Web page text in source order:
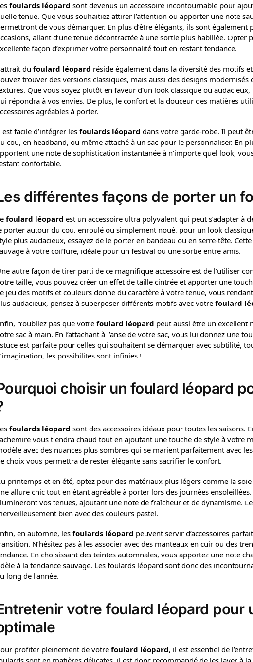
foulards léopard sont devenus un accessoire incontournable pour
tenue. Que vous souhaitiez attirer l’attention ou apporter une note
de vous démarquer. En plus d’être élégants, ils sont également
allant d’une tenue décontractée à une sortie plus habillée. Opter
façon d’exprimer votre personnalité tout en restant tendance.
du foulard léopard réside également dans la diversité des motifs
trouver des versions classiques, mais aussi des designs modernisés
Que vous soyez plutôt en faveur d’un look classique ou audacieux,
répondra à vos envies. De plus, le confort et la douceur des matières
agréables à porter.
est facile d’intégrer les foulards léopard dans votre garde-robe. Il peut
cou, en headband, ou même attaché à un sac pour le personnaliser. En
une note de sophistication instantanée à n’importe quel look,
confortable.
différentes façons de porter un
foulard léopard est un accessoire ultra polyvalent qui peut s’adapter à
porter autour du cou, enroulé ou simplement noué, pour un look
plus audacieux, essayez de le porter en bandeau ou en serre-tête.
à votre coiffure, idéale pour un festival ou une sortie entre amis.
autre façon de tirer parti de ce magnifique accessoire est de l’utiliser
taille, vous pouvez créer un effet de taille cintrée et apporter une
jeu des motifs et couleurs donne du caractère à votre tenue, vous
audacieux, pensez à superposer différents motifs avec votre foulard
n’oubliez pas que votre foulard léopard peut aussi être un excellent
sac à main. En l’attachant à l’anse de votre sac, vous lui donnez une
est parfaite pour celles qui souhaitent se démarquer avec subtilité,
les possibilités sont infinies !
choisir un foulard léopard
foulards léopard sont des accessoires idéaux pour toutes les saisons.
vous tiendra chaud tout en ajoutant une touche de style à votre
avec des nuances plus sombres qui se marient parfaitement avec
choix vous permettra de rester élégante sans sacrifier le confort.
printemps et en été, optez pour des matériaux plus légers comme la
allure chic tout en étant agréable à porter lors des journées
vos tenues, ajoutant une note de fraîcheur et de dynamisme.
bien avec des couleurs pastel.
en automne, les foulards léopard peuvent servir d’accessoires
N’hésitez pas à les associer avec des manteaux en cuir ou des
En choisissant des teintes automnales, vous apportez une note
à la tendance sauvage. Les foulards léopard sont donc des
long de l’année.
votre foulard léopard pour
profiter pleinement de votrefoulard léopard, il est essentiel de
sont en matières délicates, il est donc recommandé de les laver à